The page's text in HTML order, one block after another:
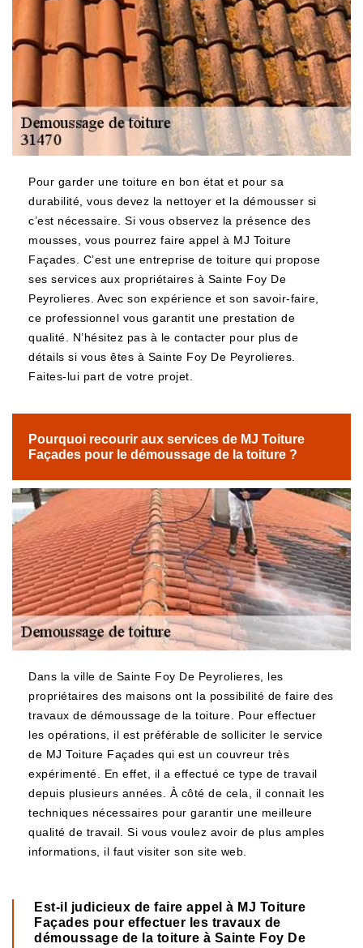
Pour garder une toiture en bon état et pour sa
durabilité, vous devez la nettoyer et la démousser si
c’est nécessaire. Si vous observez la présence des
mousses, vous pourrez faire appel à MJ Toiture
Façades. C’est une entreprise de toiture qui propose
ses services aux propriétaires à Sainte Foy De
Peyrolieres. Avec son expérience et son savoir-faire,
ce professionnel vous garantit une prestation de
qualité. N’hésitez pas à le contacter pour plus de
détails si vous êtes à Sainte Foy De Peyrolieres.
Faites-lui part de votre projet.
Pourquoi recourir aux services de MJ Toiture
Façades pour le démoussage de la toiture ?
Dans la ville de Sainte Foy De Peyrolieres, les
propriétaires des maisons ont la possibilité de faire des
travaux de démoussage de la toiture. Pour effectuer
les opérations, il est préférable de solliciter le service
de MJ Toiture Façades qui est un couvreur très
expérimenté. En effet, il a effectué ce type de travail
depuis plusieurs années. À côté de cela, il connait les
techniques nécessaires pour garantir une meilleure
qualité de travail. Si vous voulez avoir de plus amples
informations, il faut visiter son site web.
Est-il judicieux de faire appel à MJ Toiture
Façades pour effectuer les travaux de
démoussage de la toiture à Sainte Foy De